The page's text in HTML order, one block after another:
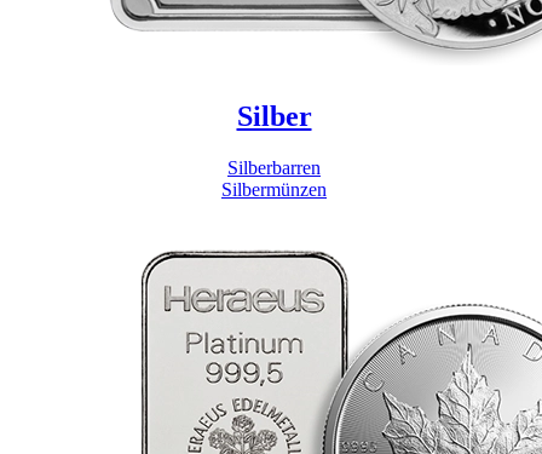
Silber
Silberbarren
Silbermünzen